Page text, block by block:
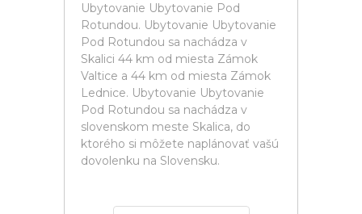
Ubytovanie Ubytovanie Pod
Rotundou. Ubytovanie Ubytovanie
Pod Rotundou sa nachádza v
Skalici 44 km od miesta Zámok
Valtice a 44 km od miesta Zámok
Lednice. Ubytovanie Ubytovanie
Pod Rotundou sa nachádza v
slovenskom meste Skalica, do
ktorého si môžete naplánovať vašú
dovolenku na Slovensku.